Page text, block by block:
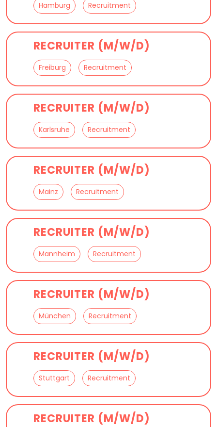
Hamburg Recruitment
RECRUITER (M/W/D)
Freiburg Recruitment
RECRUITER (M/W/D)
Karlsruhe Recruitment
RECRUITER (M/W/D)
Mainz Recruitment
RECRUITER (M/W/D)
Mannheim Recruitment
RECRUITER (M/W/D)
München Recruitment
RECRUITER (M/W/D)
Stuttgart Recruitment
RECRUITER (M/W/D)